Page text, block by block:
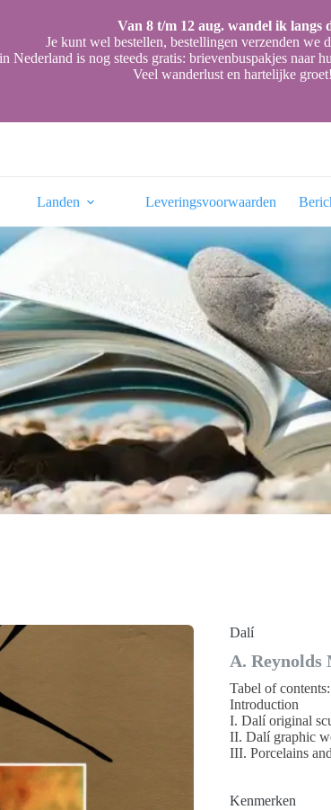
Van 8 t/m 12 aug. wandel ik langs
Je kunt wel bestellen, bestellingen verzenden we
Nederland is nog steeds gratis: brievenbuspakjes naar
Veel wanderlust en hartelijke
Landen Leveringsvoorwaarden
Dalí
A. Reynolds
Tabel of contents:
Introduction
I. Dalí original
II. Dalí graphic
III. Porcelains
Kenmerken